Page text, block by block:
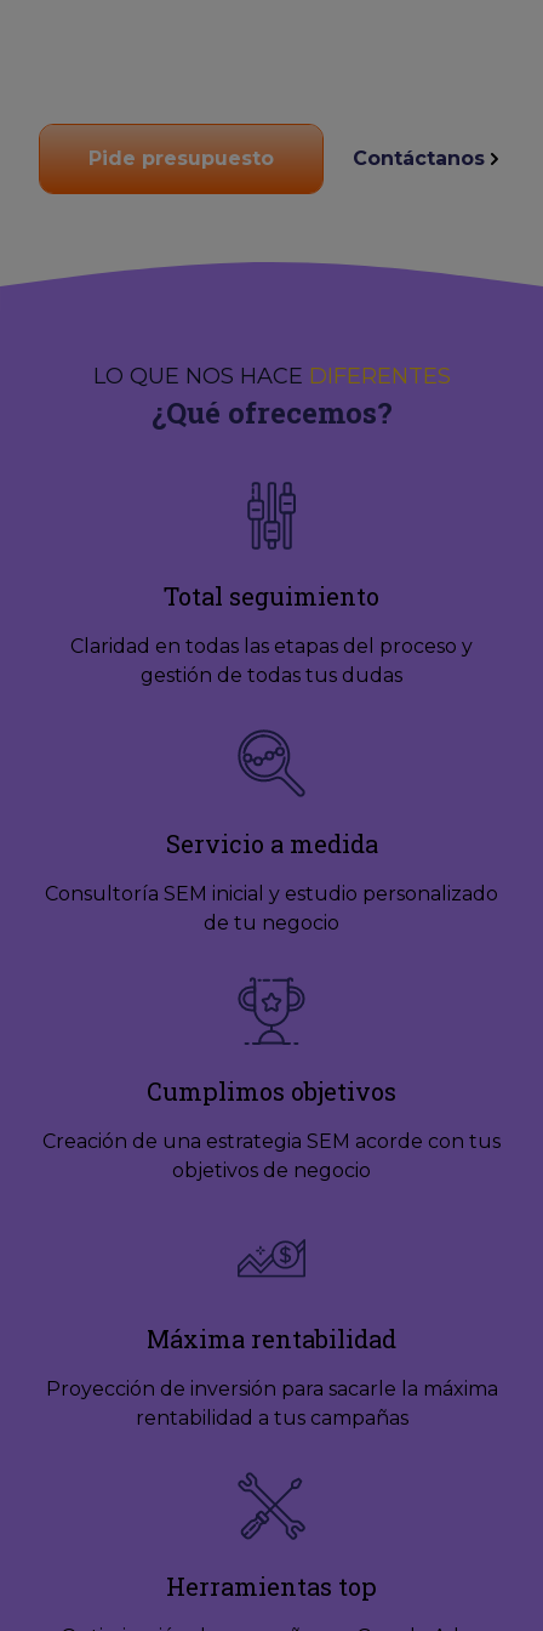
Pide presupuesto Contáctanos
LO QUE NOS HACE DIFERENTES
¿Qué ofrecemos?
Total seguimiento
Claridad en todas las etapas del proceso y
gestión de todas tus dudas
Servicio a medida
Consultoría SEM inicial y estudio personalizado
de tu negocio
Cumplimos objetivos
Creación de una estrategia SEM acorde con tus
objetivos de negocio
Máxima rentabilidad
Proyección de inversión para sacarle la máxima
rentabilidad a tus campañas
Herramientas top